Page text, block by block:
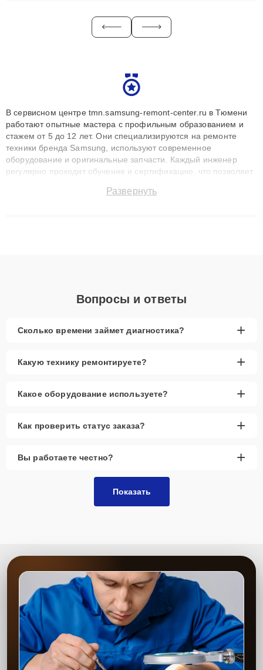
В сервисном центре tmn.samsung-remont-center.ru в Тюмени
работают опытные мастера с профильным образованием и
стажем от 5 до 12 лет. Они специализируются на ремонте
техники бренда Samsung, используют современное
оборудование и оригинальные запчасти. Каждый инженер
регулярно проходит обучение и сертификацию, что позволяет
технику с сохранением гарантии до 3 лет. Наши мастера
Развернуть
Вопросы и ответы
Сколько времени займет диагностика? +
Какую технику ремонтируете? +
Какое оборудование используете? +
Как проверить статус заказа? +
Вы работаете честно? +
Показать